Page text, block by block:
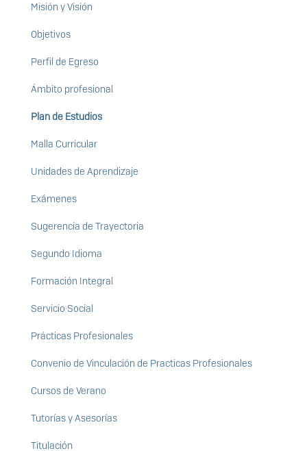
Misión y Visión
Objetivos
Perfil de Egreso
Ámbito profesional
Plan de Estudios
Malla Curricular
Unidades de Aprendizaje
Exámenes
Sugerencia de Trayectoria
Segundo Idioma
Formación Integral
Servicio Social
Prácticas Profesionales
Convenio de Vinculación de Practicas Profesionales
Cursos de Verano
Tutorías y Asesorías
Titulación